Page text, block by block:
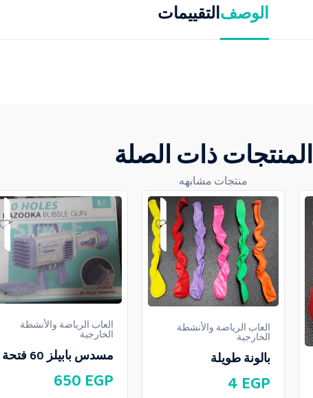
الوصفالتقييمات
المنتجات ذات الصلة
منتجات مشابهه
العاب الرياضة والأنشطة
الخارجية
بالونة طويلة
4 EGP
العاب الرياضة والأنشطة
الخارجية
مسدس بابيلز 60 فتحة
650 EGP